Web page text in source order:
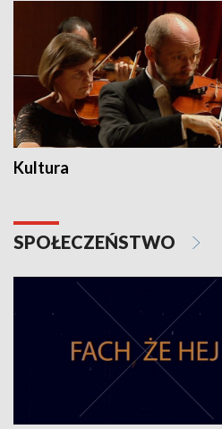
Kultura
SPOŁECZEŃSTWO